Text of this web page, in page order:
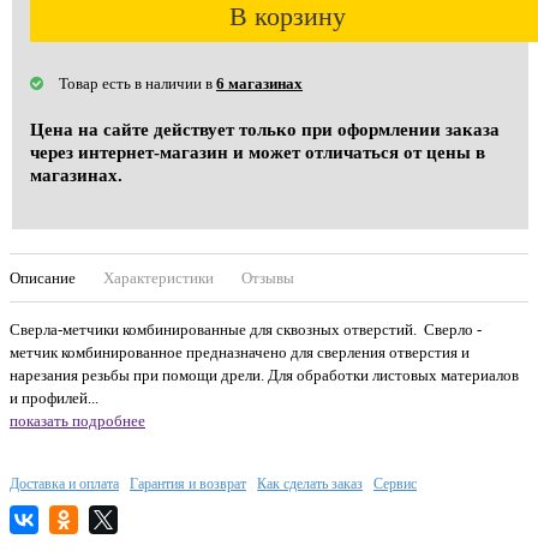
В корзину
Товар есть в наличии в 6 магазинах
Цена на сайте действует только при оформлении заказа
через интернет-магазин и может отличаться от цены в
магазинах.
Описание Характеристики Отзывы
Сверла-метчики комбинированные для сквозных отверстий. Сверло -
метчик комбинированное предназначено для сверления отверстия и
нарезания резьбы при помощи дрели. Для обработки листовых материалов
и профилей...
показать подробнее
Доставка и оплата Гарантия и возврат Как сделать заказ Сервис